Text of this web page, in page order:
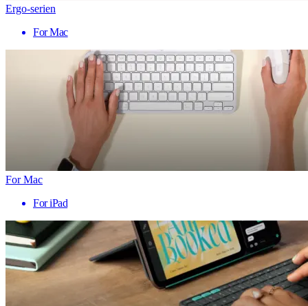
Ergo-serien
For Mac
For Mac
For iPad